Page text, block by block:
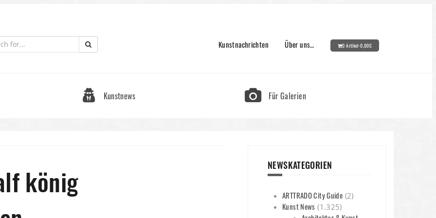
Kunstnachrichten Über uns… 0 Artikel-0,00€
Kunstnews Für Galerien
könig
NEWSKATEGORIEN
ARTTRADO City Guide (2)
Kunst News (1.325)